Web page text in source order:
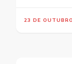
23 DE